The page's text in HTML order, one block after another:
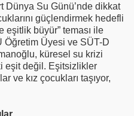
Dünya Su Günü’nde dikkat
güçlendirmek hedefli
eşitlik büyür” teması ile
Üyesi ve SÜT-D
küresel su krizi
eşit değil. Eşitsizlikler
ve kız çocukları taşıyor,